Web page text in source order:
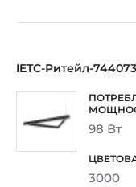
IETC-Ритейл-
98 Вт
3000